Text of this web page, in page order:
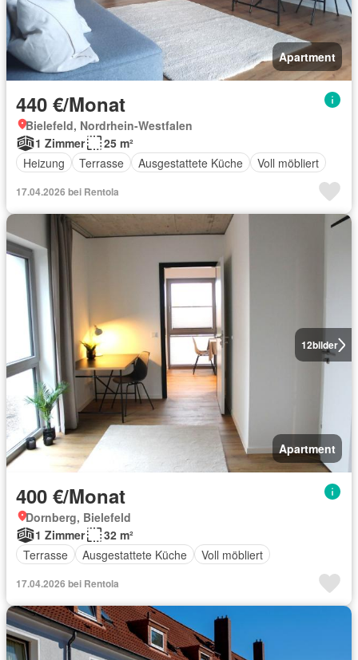
Apartment
440 €/Monat
Bielefeld, Nordrhein-Westfalen
1 Zimmer
25 m²
Heizung
Terrasse Ausgestattete Küche Voll möbliert
17.04.2026 bei Rentola
12bilder
Apartment
400 €/Monat
Dornberg, Bielefeld
1 Zimmer
32 m²
Terrasse
Ausgestattete Küche Voll möbliert
17.04.2026 bei Rentola